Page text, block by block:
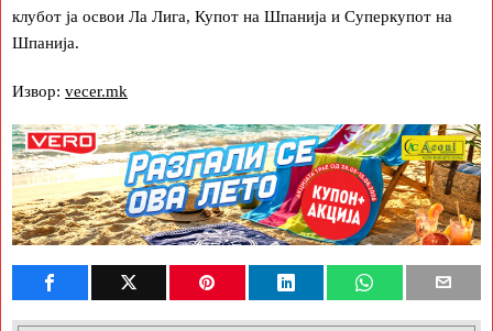
клубот ја освои Ла Лига, Купот на Шпанија и Суперкупот на
Шпанија.
Извор: vecer.mk